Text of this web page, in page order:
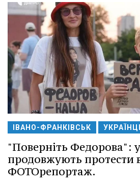
ІВАНО-ФРАНКІВСЬК УКРАЇНЦІ
"Поверніть Федорова":
продовжують протести
ФОТОрепортаж.